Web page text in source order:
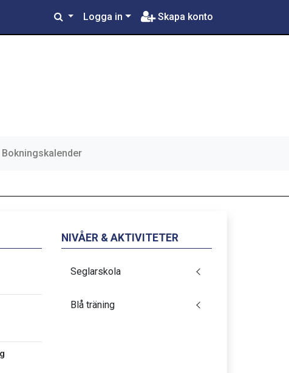
Logga in Skapa konto
Bokningskalender
NIVÅER & AKTIVITETER
Seglarskola
Blå träning